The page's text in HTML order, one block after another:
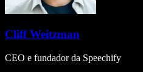
Cliff Weitzman
CEO e fundador da Speechify